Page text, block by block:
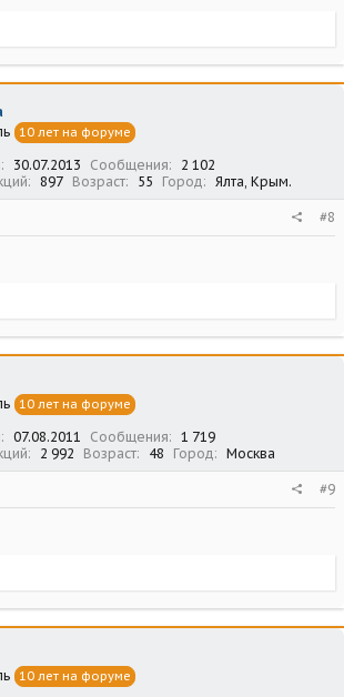
10 лет на форуме
30.07.2013 Сообщения
2 102
897 Возраст 55 Город Ялта, Крым.
#8
10 лет на форуме
07.08.2011 Сообщения
1 719
2 992 Возраст 48 Город Москва
#9
10 лет на форуме